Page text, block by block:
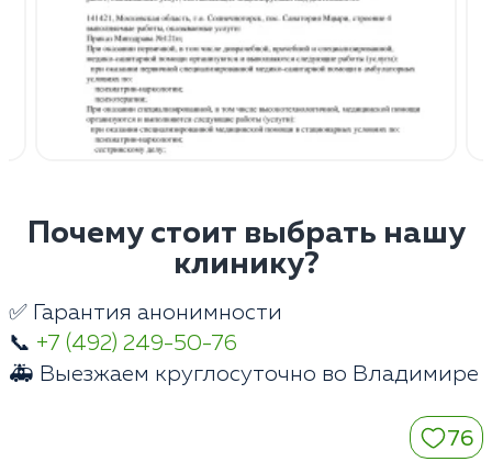
Почему стоит выбрать нашу
клинику?
✅ Гарантия анонимности
📞 +7 (492) 249-50-76
🚑 Выезжаем круглосуточно во Владимире
76